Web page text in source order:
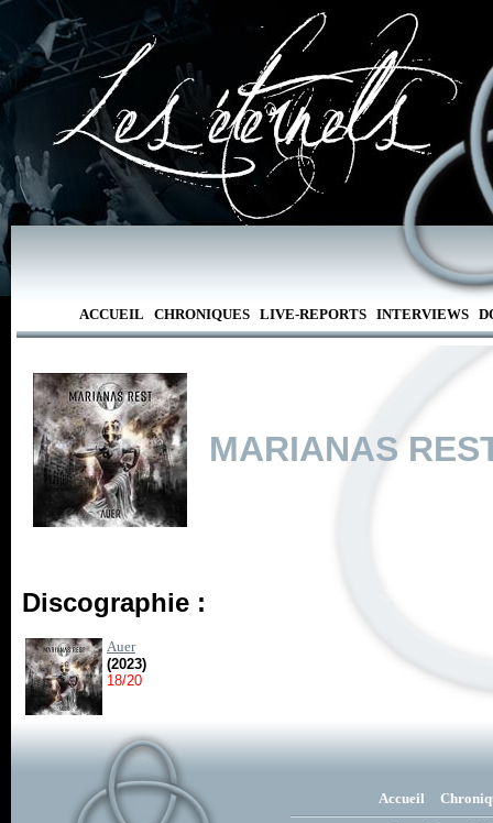
ACCUEIL CHRONIQUES LIVE-REPORTS INTERVIEWS
MARIANAS
Discographie :
Auer
(2023)
18/20
Accueil